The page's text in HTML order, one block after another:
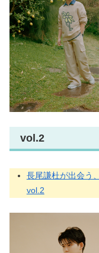
vol.2
長尾謙杜が出会う
vol.2